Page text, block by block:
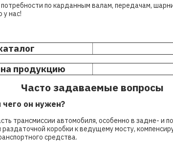
по карданным валам, передачам,
у нас!
продукцию
Часто задаваемые вопросы
он нужен?
трансмиссии автомобиля, особенно в задне- и
коробки к ведущему мосту,
средства.